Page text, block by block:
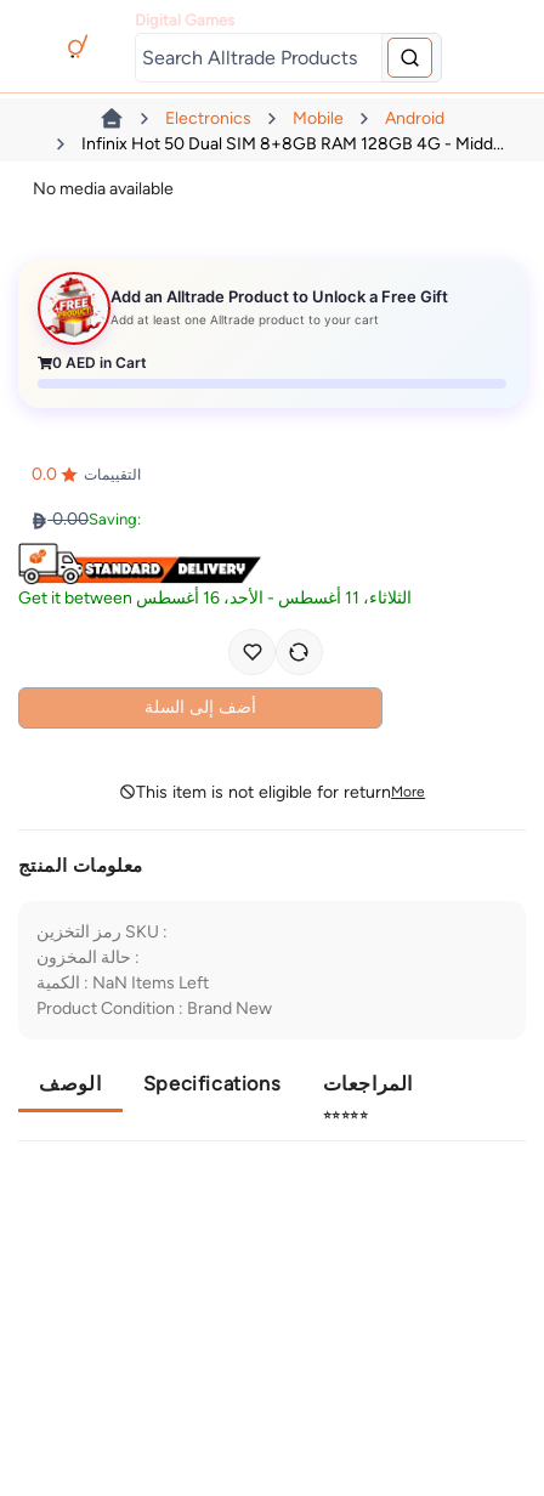
Digital Games
Electronics Mobile
Android
Infinix Hot 50 Dual SIM 8+8GB RAM 128GB 4G - Midd...
No media available
Add an Alltrade Product to Unlock a Free Gift
Add at least one Alltrade product to your cart
0 AED in Cart
0.0 التقييمات
0.00Saving:
Get it between الثلاثاء، 11 أغسطس - الأحد، 16 أغسطس
أضف إلى السلة
This item is not eligible for returnMore
معلومات المنتج
رمز التخزين SKU :
حالة المخزون :
الكمية : NaN Items Left
Product Condition : Brand New
الوصف Specifications المراجعات
⭐⭐⭐⭐⭐